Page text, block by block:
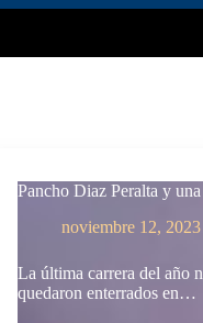
Pancho Diaz Peralta y
noviembre 12, 2023
La última carrera del año
quedaron enterrados en…